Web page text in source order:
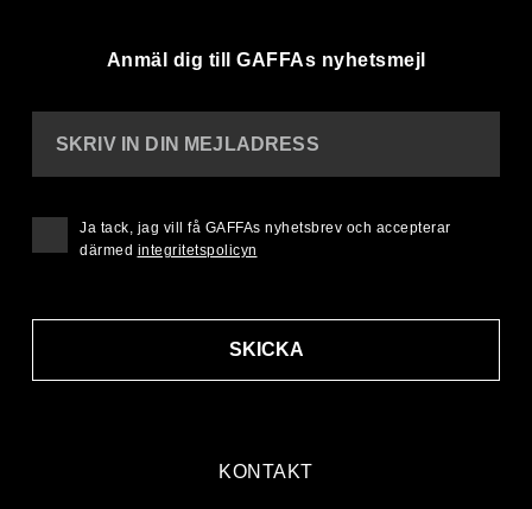
Anmäl dig till GAFFAs nyhetsmejl
KONTAKT
SKRIV IN DIN MEJLADRESS
SKICKA
Ja tack, jag vill få GAFFAs nyhetsbrev och accepterar
därmed integritetspolicyn